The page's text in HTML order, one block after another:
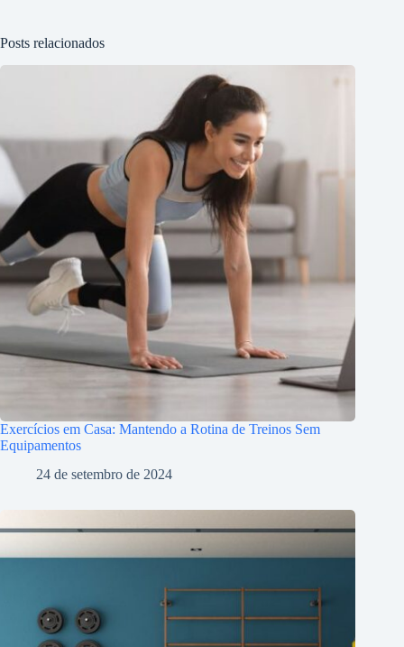
Posts relacionados
Exercícios em Casa: Mantendo a Rotina de Treinos Sem
Equipamentos
24 de setembro de 2024